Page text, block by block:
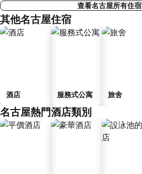
查看名古屋所有住宿
其他名古屋住宿
酒店 服務式公寓 旅舍
名古屋熱門酒店類別